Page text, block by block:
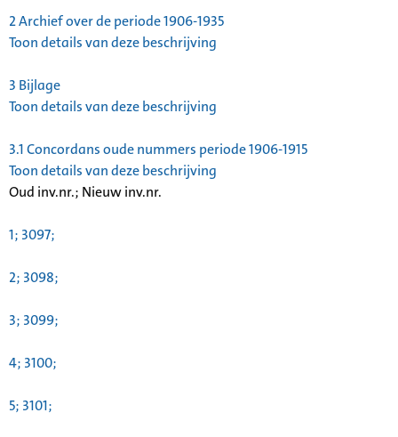
2Archief over de periode 1906-1935
Toon details van deze beschrijving
3 Bijlage
Toon details van deze beschrijving
3.1Concordans oude nummers periode 1906-1915
Toon details van deze beschrijving
Oud inv.nr.; Nieuw inv.nr.
1; 3097;
2; 3098;
3; 3099;
4; 3100;
5; 3101;